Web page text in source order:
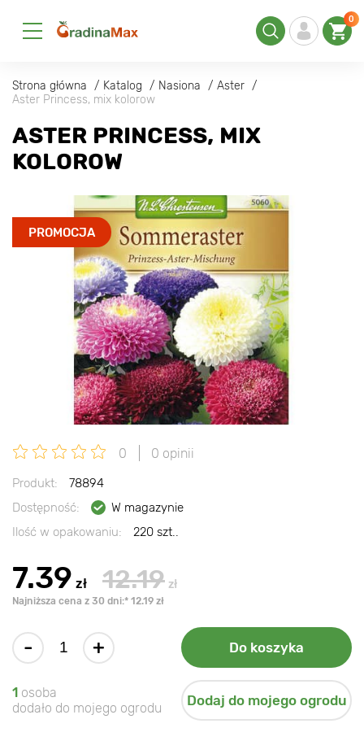
0
Strona główna Katalog Nasiona
Aster
Aster Princess, mix kolorow
ASTER PRINCESS, MIX
KOLOROW
PROMOCJA
0 0 opinii
Produkt:
78894
Dostępność:
W magazynie
Ilość w opakowaniu:
220 szt..
7.39 zł 12.19 zł
Najniższa cena z 30 dni:* 12.19 zł
- + Do koszyka
1 osoba
dodało do mojego ogrodu
Dodaj do mojego ogrodu